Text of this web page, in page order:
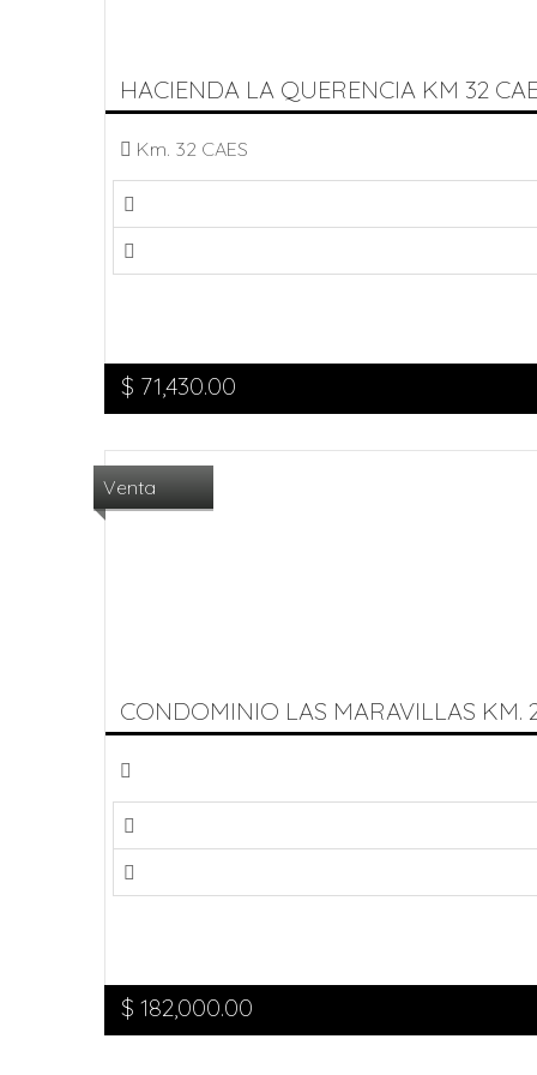
HACIENDA LA QUERENCIA KM 32
$ 71,430.00
Km. 32 CAES
Venta
CONDOMINIO LAS MARAVILLAS KM.
$ 182,000.00